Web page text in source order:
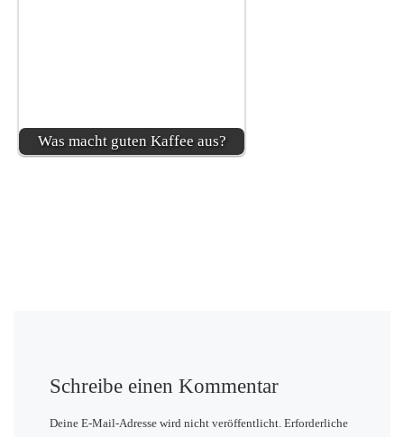
Was macht guten Kaffee aus?
Schreibe einen Kommentar
Deine E-Mail-Adresse wird nicht veröffentlicht. Erforderliche